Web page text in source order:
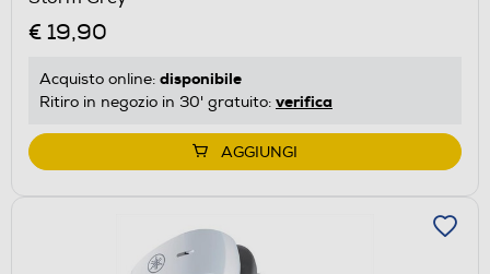
€ 19,90
Acquisto online: disponibile
Ritiro in negozio in 30' gratuito: verifica
AGGIUNGI